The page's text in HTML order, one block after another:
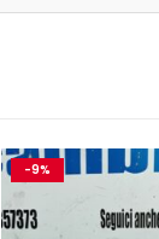
-9%